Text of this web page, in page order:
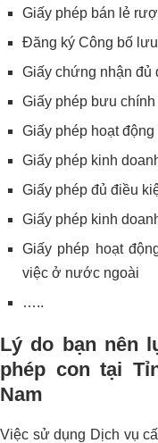
Giấy phép bán lẻ
Đăng ký Công bố
Giấy chứng nhận đủ
Giấy phép bưu chính
Giấy phép hoạt động
Giấy phép kinh
Giấy phép đủ điều
Giấy phép kinh
Giấy phép hoạt
việc ở nước ngoài
…..
Lý do bạn nên
phép con tại
Nam
Việc sử dụng Dịch vụ